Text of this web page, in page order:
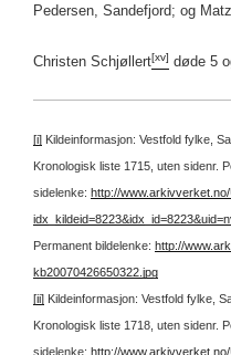
Pedersen, Sandefjord; og
Christen Schjøllert[xv] døde 5
[i] Kildeinformasjon: Vestfold fylke,
Kronologisk liste 1715, uten sidenr.
sidelenke: http://
Permanent bildelenke: http://
kb20070426650322.jpg
[ii] Kildeinformasjon: Vestfold fylke,
Kronologisk liste 1718, uten sidenr.
sidelenke: http://